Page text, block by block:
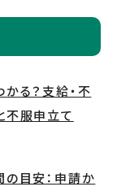
る？支給・不
不服申立て
目安：申請か